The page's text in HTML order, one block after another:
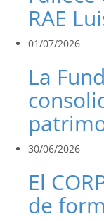
RAE
01/07/2026
La
30/06/2026
El
de